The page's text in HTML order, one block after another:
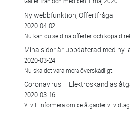
Ny webbfunktion, Offertfråga
2020-04-02
Nu kan du se dina offerter och köpa
Mina sidor är uppdaterad med ny
2020-03-24
Nu ska det vara mera överskådligt.
Coronavirus – Elektroskandias
2020-03-16
Vi vill informera om de åtgärder vi